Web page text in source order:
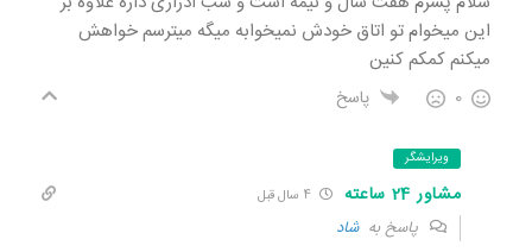
این میخوام تو اتاق خودش نمیخوابه میگه میترسم خواهش
میکنم کمکم کنین
0 پاسخ
ویرایشگر
مشاور 24 ساعته 4 سال قبل
پاسخ بهشاد